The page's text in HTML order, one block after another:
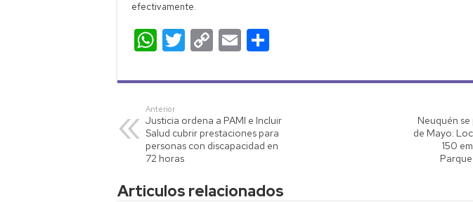
efectivamente.
W
at
s
A
p
T
tt
C
p
Li
nk
E
ail m
ar
tir
Anterior
Justicia ordena a PAMI e Incluir
Salud cubrir prestaciones para
personas con discapacidad en
72 horas
Neuquén
de Mayo:
150
Articulos relacionados